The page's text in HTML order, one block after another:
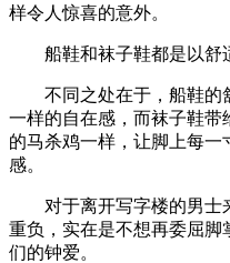
样令人惊喜的意外。
船鞋和袜子鞋都是以舒适
不同之处在于，船鞋的
一样的自在感，而袜子鞋带
的马杀鸡一样，让脚上每
感。
对于离开写字楼的男士
重负，实在是不想再委屈
们的钟爱。